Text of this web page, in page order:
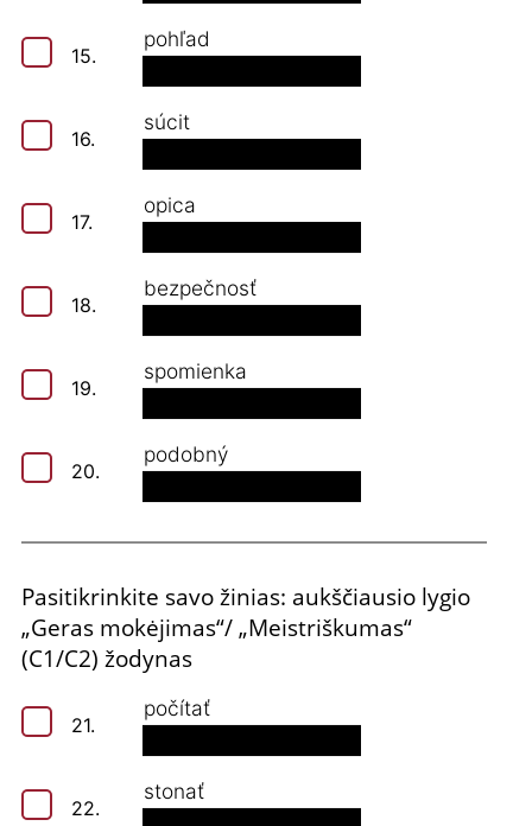
15.
pohľad
16.
súcit
17.
opica
18.
bezpečnosť
19.
spomienka
20.
podobný
Pasitikrinkite savo žinias: aukščiausio lygio
„Geras mokėjimas“/ „Meistriškumas“
(C1/C2) žodynas
21.
počítať
22.
stonať